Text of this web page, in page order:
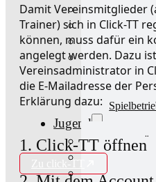
Weitere
Jugend
Jugend
Damit Vereinsmitglieder
Trainer) sich in Click-TT
können, muss dafür ein
angelegt werden. Dazu
Vereinsadministrator in
die E-Mailadresse der
Erklärung dazu:
1. Click-TT öffnen
Zu click-TT